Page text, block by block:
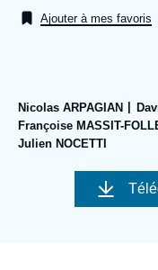
Analyses
Ajouter à mes favoris
Nicolas ARPAGIAN
Françoise MASSIT-
Julien NOCETTI